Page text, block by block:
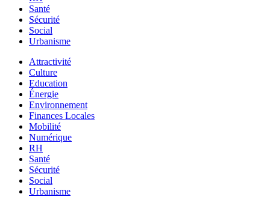
Santé
Sécurité
Social
Urbanisme
Attractivité
Culture
Education
Énergie
Environnement
Finances Locales
Mobilité
Numérique
RH
Santé
Sécurité
Social
Urbanisme